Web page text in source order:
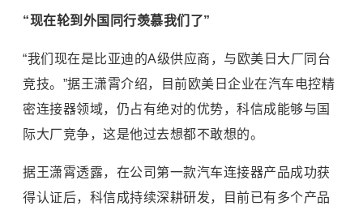
“现在轮到外国同行羡慕我们了”
“我们现在是比亚迪的A级供应商，与欧美日大厂同台
竞技。”据王潇霄介绍，目前欧美日企业在汽车电控精
密连接器领域，仍占有绝对的优势，科信成能够与国
际大厂竞争，这是他过去想都不敢想的。
据王潇霄透露，在公司第一款汽车连接器产品成功获
得认证后，科信成持续深耕研发，目前已有多个产品